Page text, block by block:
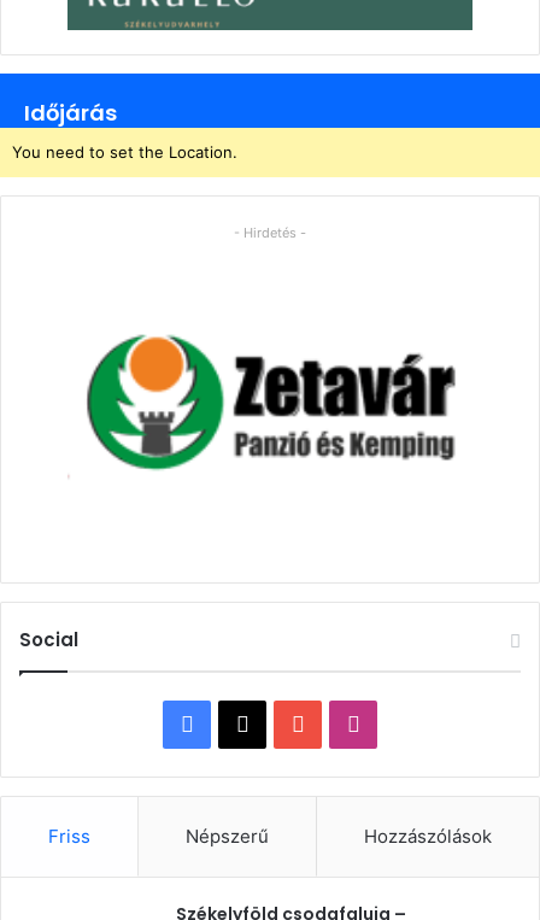
Időjárás
You need to set the Location.
- Hirdetés -
Social
Facebook
X YouTube
Friss Népszerű Hozzászólások
Székelyföld csodafaluja –